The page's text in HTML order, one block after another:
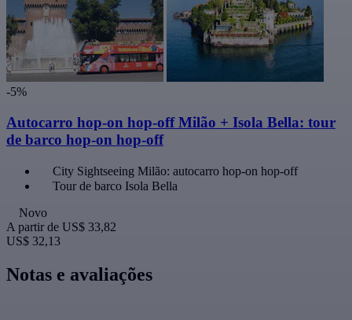
-5%
Autocarro hop-on hop-off Milão + Isola Bella: tour
de barco hop-on hop-off
City Sightseeing Milão: autocarro hop-on hop-off
Tour de barco Isola Bella
Novo
A partir de US$ 33,82
US$ 32,13
Notas e avaliações